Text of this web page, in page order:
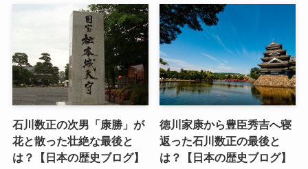
石川数正の次男「康勝」が
花と散った壮絶な最後と
は？【日本の歴史ブログ】
徳川家康から豊臣秀吉へ寝
返った石川数正の最後と
は？【日本の歴史ブログ】